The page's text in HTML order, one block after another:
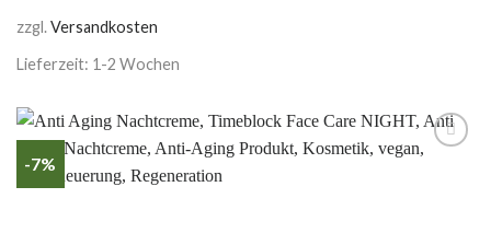
zzgl.Versandkosten
Lieferzeit: 1-2 Wochen
-7%